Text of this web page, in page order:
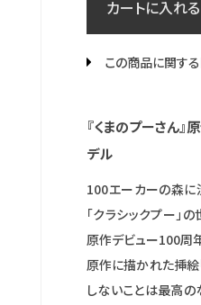
カートに入れる
この商品に関す
『くまのプーさん
デル
100エーカーの森に
「クラシックプー」
原作デビュー100周
原作に描かれた挿絵
しないことは最高の